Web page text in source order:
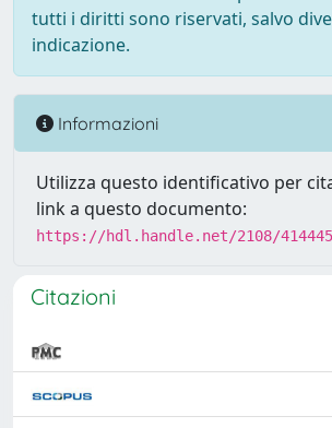
tutti i diritti sono riservati, salvo
indicazione.
Informazioni
Utilizza questo identificativo per
link a questo documento:
https://hdl.handle.net/2108/414445
Citazioni